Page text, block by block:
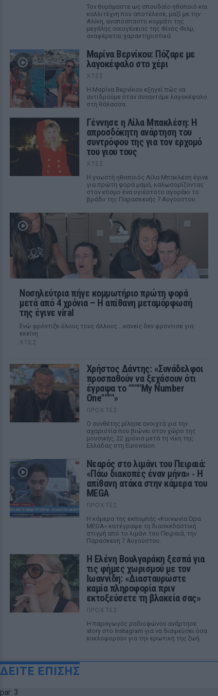
Τον θυμόμαστε ως σπουδαίο ηθοποιό και
καλλιτέχνη που αποτέλεσε, μαζί με την
Αλίκη, αναπόσπαστο κομμάτι της
μεγάλης οικογένειας της Φίνος Φιλμ,
αναφέρεται χαρακτηριστικά
Μαρίνα Βερνίκου: Πόζαρε με
λαγοκέφαλο στο χέρι
ΧΤΕΣ
Η Μαρίνα Βερνίκου εξηγεί πώς να
αντιδρούμε όταν συναντάμε λαγοκέφαλο
στη θάλασσα
Γέννησε η Λίλα Μπακλέση: Η
απροσδόκητη ανάρτηση του
συντρόφου της για τον ερχομό
του γιου τους
ΧΤΕΣ
Η γνωστή ηθοποιός Λίλα Μπακλέση έγινε
για πρώτη φορά μαμά, καλωσορίζοντας
στον κόσμο ένα υγιέστατο αγοράκι το
βράδυ της Παρασκευής 7 Αυγούστου.
Νοσηλεύτρια πήγε κομμωτήριο πρώτη φορά
μετά από 4 χρόνια – Η απίθανη μεταμόρφωσή
της έγινε viral
Ενώ φρόντιζε όλους τους άλλους... κανείς δεν φρόντισε για
εκείνη
ΧΤΕΣ
Χρήστος Δάντης: «Συνάδελφοι
προσπαθούν να ξεχάσουν ότι
έγραψα το """"My Number
One""""»
ΠΡΟΧΤΈΣ
Ο συνθέτης μίλησε ανοιχτά για την
αχαριστία που βιώνει στον χώρο της
μουσικής, 22 χρόνια μετά τη νίκη της
Ελλάδας στη Eurovision.
Νεαρός στο λιμάνι του Πειραιά:
«Πάω διακοπές έναν μήνα» ‑ Η
απίθανη ατάκα στην κάμερα του
MEGA
ΠΡΟΧΤΈΣ
Η κάμερα της εκπομπής «Κοινωνία Ώρα
MEGA» κατέγραψε τη διασκεδαστική
στιγμή από το λιμάνι του Πειραιά, την
Παρασκευή 7 Αυγούστου.
Η Ελένη Βουλγαράκη ξεσπά για
τις φήμες χωρισμού με τον
Ιωαννίδη: «Διασταυρώστε
καμία πληροφορία πριν
εκτοξεύσετε τη βλακεία σας»
ΠΡΟΧΤΈΣ
Η παραγωγός ραδιοφώνου ανάρτησε
story στο Instagram για να διαψεύσει όσα
κυκλοφορούν για την ερωτική της ζωή
ΔΕΙΤΕ ΕΠΙΣΗΣ
par: 3